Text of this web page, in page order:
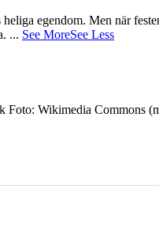
egendom. Men när
... See MoreSee Less
Wikimedia Commons